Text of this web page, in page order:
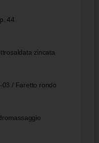
44
zincata
03 / Faretto rondo